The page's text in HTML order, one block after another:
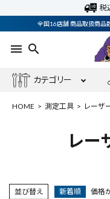
税
全国16店舗 商品取扱商
menu search
カテゴリー
HOME 測定工具 レーザ
レー
並び替え 新着順 価格